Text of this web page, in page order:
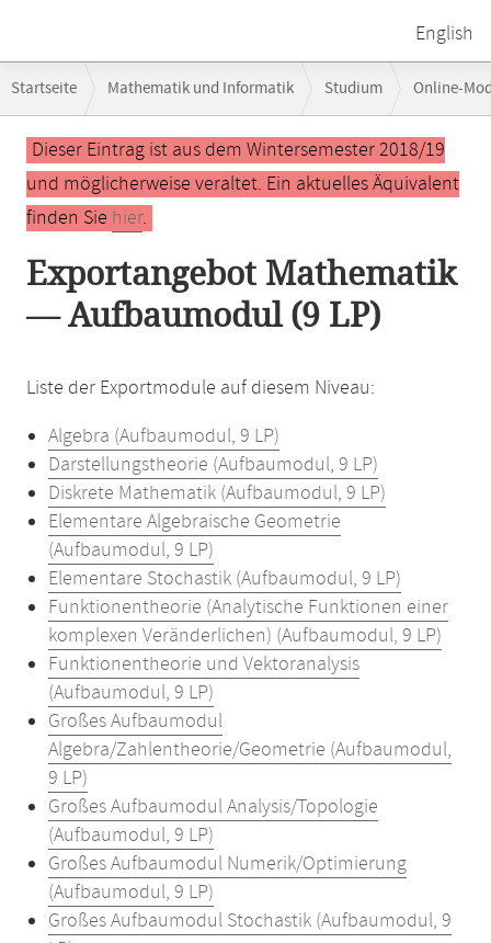
English
Navigation
Startseite Mathematik und Informatik Studium Online-
Hauptinhalt
Dieser Eintrag ist aus dem Wintersemester 2018/19
und möglicherweise veraltet. Ein aktuelles Äquivalent
finden Sie hier.
Exportangebot Mathematik
— Aufbaumodul (9 LP)
Liste der Exportmodule auf diesem Niveau:
Algebra (Aufbaumodul, 9 LP)
Darstellungstheorie (Aufbaumodul, 9 LP)
Diskrete Mathematik (Aufbaumodul, 9 LP)
Elementare Algebraische Geometrie
(Aufbaumodul, 9 LP)
Elementare Stochastik (Aufbaumodul, 9 LP)
Funktionentheorie (Analytische Funktionen einer
komplexen Veränderlichen) (Aufbaumodul, 9 LP)
Funktionentheorie und Vektoranalysis
(Aufbaumodul, 9 LP)
Großes Aufbaumodul
Algebra/Zahlentheorie/Geometrie (Aufbaumodul,
9 LP)
Großes Aufbaumodul Analysis/Topologie
(Aufbaumodul, 9 LP)
Großes Aufbaumodul Numerik/Optimierung
(Aufbaumodul, 9 LP)
Großes Aufbaumodul Stochastik (Aufbaumodul, 9